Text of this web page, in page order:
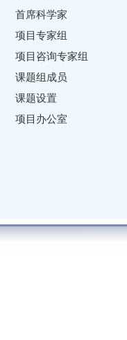
首席科学家
项目专家组
项目咨询专家组
课题组成员
课题设置
项目办公室